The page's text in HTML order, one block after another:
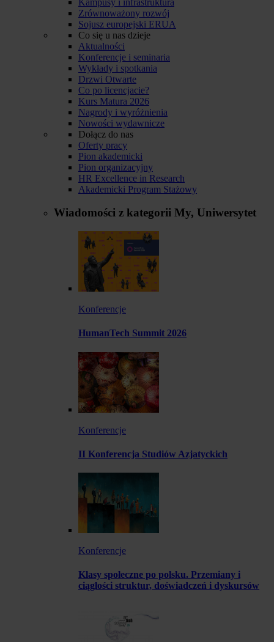
Zrównoważony rozwój
Sojusz europejski ERUA
Co się u nas dzieje
Aktualności
Konferencje i seminaria
Wykłady i spotkania
Drzwi Otwarte
Co po licencjacie?
Kurs Matura 2026
Nagrody i wyróżnienia
Nowości wydawnicze
Dołącz do nas
Oferty pracy
Pion akademicki
Pion organizacyjny
HR Excellence in Research
Akademicki Program Stażowy
Wiadomości z kategorii My, Uniwersytet
Konferencje
HumanTech Summit 2026
Konferencje
II Konferencja Studiów Azjatyckich
Konferencje
Klasy społeczne po polsku. Przemiany i
ciągłości struktur, doświadczeń i dyskursów